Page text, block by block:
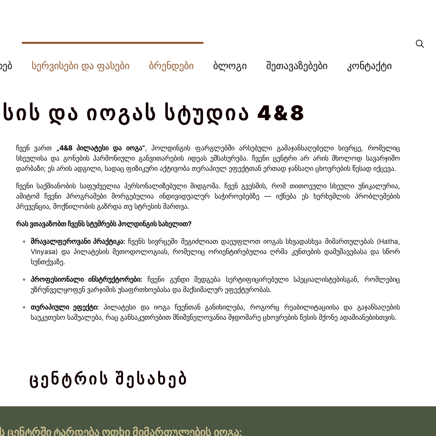
სერვისები და ფასები ბრენდები ბლოგი შეთავაზებები კონტაქტი
და იოგას სტუდია 4&8
ჩვენ ვართ „4&8 პილატესი და იოგა“, ჰოლდინგის ფარგლებში არსებული გამაჯანსაღებელი სივრცე, რომელიც
სხეულისა და გონების ჰარმონიული განვითარების იდეას ემსახურება. ჩვენი ცენტრი არ არის მხოლოდ სავარჯიშო
დარბაზი; ეს არის ადგილი, სადაც ფიზიკური აქტივობა თერაპიულ ეფექტთან ერთად ჯანსაღი ცხოვრების წესად იქცევა.
ჩვენი საქმიანობის საფუძველია პერსონალიზებული მიდგომა. ჩვენ გვესმის, რომ თითოეული სხეული უნიკალურია,
ამიტომ ჩვენი პროგრამები მორგებულია ინდივიდუალურ საჭიროებებზე — იქნება ეს ხერხემლის პრობლემების
პრევენცია, მოქნილობის გაზრდა თუ სტრესის მართვა.
რას ვთავაზობთ ჩვენს სტუმრებს ჰოლდინგის სახელით?
მრავალფეროვანი პრაქტიკა:ჩვენს სივრცეში შეგიძლიათ დაეუფლოთ იოგას სხვადასხვა მიმართულებას (Hatha,
Vinyasa) და პილატესის მეთოდოლოგიას, რომელიც ორიენტირებულია ღრმა კუნთების დამუშავებასა და სწორ
სუნთქვაზე.
პროფესიონალი ინსტრუქტორები: ჩვენი გუნდი შედგება სერტიფიცირებული სპეციალისტებისგან, რომლებიც
უზრუნველყოფენ ვარჯიშის უსაფრთხოებასა და მაქსიმალურ ეფექტურობას.
თერაპიული ეფექტი: პილატესი და იოგა ჩვენთან განიხილება, როგორც რეაბილიტაციისა და გაჯანსაღების
საუკეთესო საშუალება, რაც განსაკუთრებით მნიშვნელოვანია მჯდომარე ცხოვრების წესის მქონე ადამიანებისთვის.
ცენტრის შესახებ
ცენტრში ტარდება ოთხი მიმართულების იოგა: